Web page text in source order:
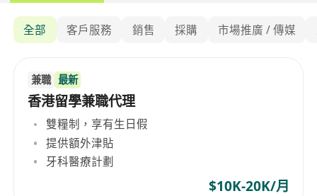
全部 客戶服務 銷售 採購 市場推廣 / 傳媒
兼職 最新
香港留學兼職代理
雙糧制，享有生日假
提供額外津貼
牙科醫療計劃
$10K-20K/月